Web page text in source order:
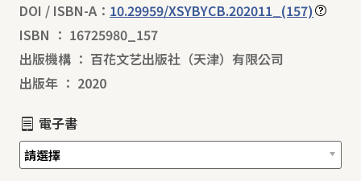
DOI / ISBN-A： 10.29959/XSYBYCB.202011_(157)
ISBN ： 16725980_157
出版機構 ： 百花文艺出版社（天津）有限公司
出版年 ： 2020
電子書